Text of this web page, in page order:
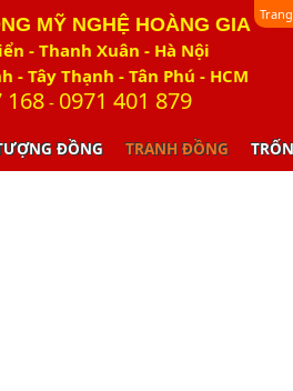
MỸ NGHỆ HOÀNG GIA
- Thanh Xuân - Hà Nội
Tây Thạnh - Tân Phú - HCM
168- 0971 401 879
ĐỒNG TRANH ĐỒNG